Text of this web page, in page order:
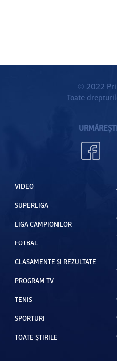
© 2022
Toate
VIDEO
SUPERLIGA
LIGA CAMPIONILOR
FOTBAL
CLASAMENTE ȘI REZULTATE
PROGRAM TV
TENIS
SPORTURI
TOATE ȘTIRILE